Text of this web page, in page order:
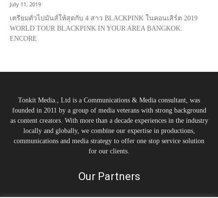
July 11, 2019
เตรียมตัวไปมันส์ให้สุดกับ 4 สาว BLACKPINK ในคอนเสิร์ต 2019
WORLD TOUR BLACKPINK IN YOUR AREA BANGKOK:
ENCORE
Tonkit Media., Ltd is a Communications & Media consultant, was
founded in 2011 by a group of media veterans with strong background
as content creators. With more than a decade experiences in the industry
locally and globally, we combine our expertise in productions,
communications and media strategy to offer one stop service solution
for our clients.
Our Partners